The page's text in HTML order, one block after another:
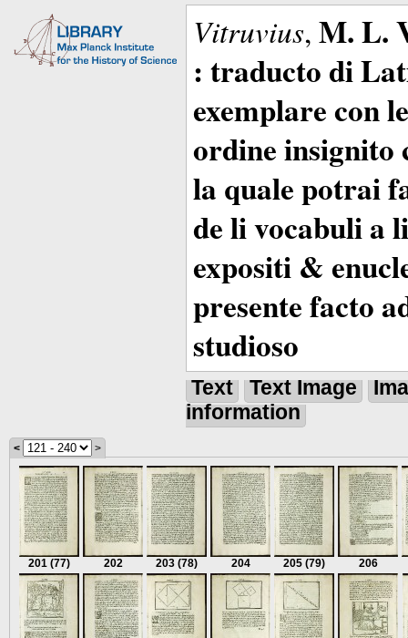
Vitruvius, M. L.
: traducto di
exemplare con
ordine insignito
la quale potrai
de li vocabuli a
expositi &
presente facto
studioso
Text Text Image
information
< >
201 (77) 202 203 (78) 204 205 (79) 206